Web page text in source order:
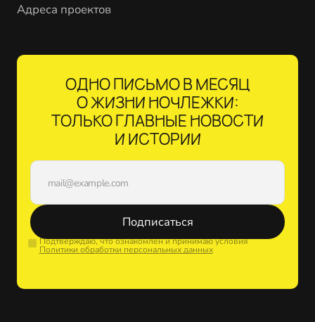
Адреса проектов
ОДНО ПИСЬМО В МЕСЯЦ
О ЖИЗНИ НОЧЛЕЖКИ:
ТОЛЬКО ГЛАВНЫЕ НОВОСТИ
И ИСТОРИИ
Подписаться
Подтверждаю, что ознакомлен и принимаю условия
Политики обработки персональных данных